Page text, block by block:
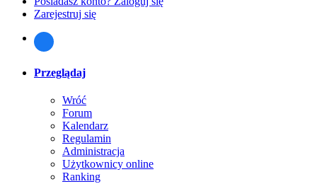
Zarejestruj się
Przeglądaj
Wróć
Forum
Kalendarz
Regulamin
Administracja
Użytkownicy online
Ranking